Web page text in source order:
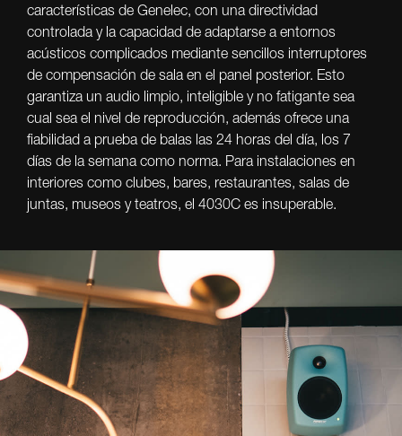
características de Genelec, con una directividad
controlada y la capacidad de adaptarse a entornos
acústicos complicados mediante sencillos interruptores
de compensación de sala en el panel posterior. Esto
garantiza un audio limpio, inteligible y no fatigante sea
cual sea el nivel de reproducción, además ofrece una
fiabilidad a prueba de balas las 24 horas del día, los 7
días de la semana como norma. Para instalaciones en
interiores como clubes, bares, restaurantes, salas de
juntas, museos y teatros, el 4030C es insuperable.